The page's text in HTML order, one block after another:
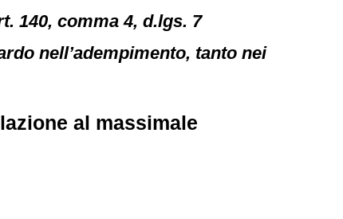
140, comma 4, d.lgs. 7
nell’adempimento, tanto nei
al massimale